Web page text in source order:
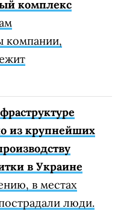
комплекс
компании,
из крупнейших
в Украине
в местах
люди.